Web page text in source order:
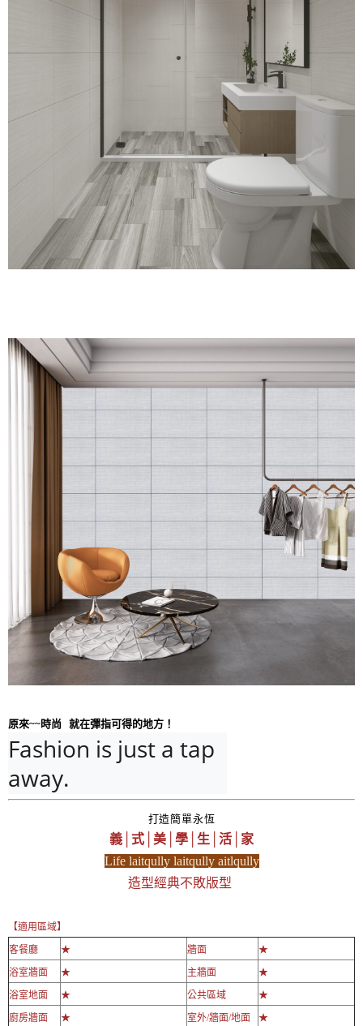
原來~~時尚 就在彈指可得的地方！
Fashion is just a tap
away.
打造簡單永恆
義│式│美│學│生│活│家
Life laitqully laitqully aitlqully
造型經典不敗版型
【適用區域】
客餐廳
★ 牆面
★
浴室牆面
★ 主牆面
★
浴室地面
★ 公共區域
★
廚房牆面
★ 室外/牆面/地面 ★